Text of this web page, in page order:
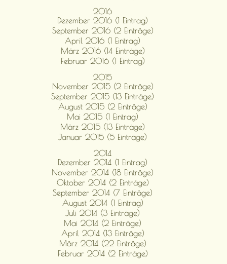
2016
Dezember 2016 (1 Eintrag)
September 2016 (2 Einträge)
April 2016 (1 Eintrag)
März 2016 (14 Einträge)
Februar 2016 (1 Eintrag)
2015
November 2015 (2 Einträge)
September 2015 (13 Einträge)
August 2015 (2 Einträge)
Mai 2015 (1 Eintrag)
März 2015 (13 Einträge)
Januar 2015 (5 Einträge)
2014
Dezember 2014 (1 Eintrag)
November 2014 (18 Einträge)
Oktober 2014 (2 Einträge)
September 2014 (7 Einträge)
August 2014 (1 Eintrag)
Juli 2014 (3 Einträge)
Mai 2014 (2 Einträge)
April 2014 (13 Einträge)
März 2014 (22 Einträge)
Februar 2014 (2 Einträge)